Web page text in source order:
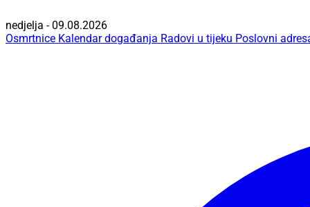
nedjelja - 09.08.2026
Osmrtnice Kalendar događanja Radovi u tijeku Poslovni